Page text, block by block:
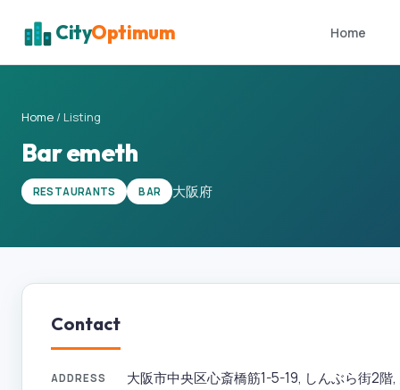
CityOptimum Home
Home / Listing
Bar emeth
RESTAURANTS BAR 大阪府
Contact
ADDRESS 大阪市中央区心斎橋筋1-5-19, しんぶら街2